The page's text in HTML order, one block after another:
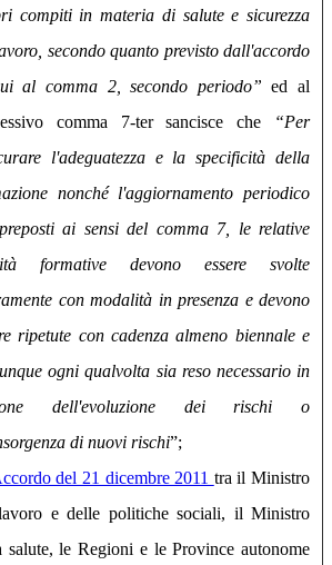
compiti in materia di salute e sicurezza
secondo quanto previsto dall'accordo
al comma 2, secondo periodo” ed al
comma 7-ter sancisce che “Per
l'adeguatezza e la specificità della
nonché l'aggiornamento periodico
ai sensi del comma 7, le relative
formative devono essere svolte
con modalità in presenza e devono
ripetute con cadenza almeno biennale e
ogni qualvolta sia reso necessario in
dell'evoluzione dei rischi o
di nuovi rischi”;
del 21 dicembre 2011 tra il Ministro
e delle politiche sociali, il Ministro
salute, le Regioni e le Province autonome